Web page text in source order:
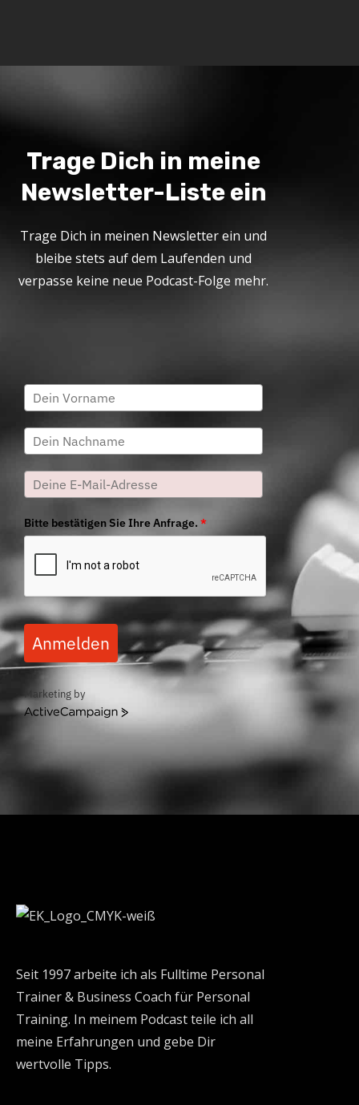
Trage Dich in meine
Newsletter-Liste ein
Trage Dich in meinen Newsletter ein und
bleibe stets auf dem Laufenden und
verpasse keine neue Podcast-Folge mehr.
Bitte bestätigen Sie Ihre Anfrage. *
Anmelden
Marketing by
ActiveCampaign
Seit 1997 arbeite ich als Fulltime Personal
Trainer & Business Coach für Personal
Training. In meinem Podcast teile ich all
meine Erfahrungen und gebe Dir
wertvolle Tipps.